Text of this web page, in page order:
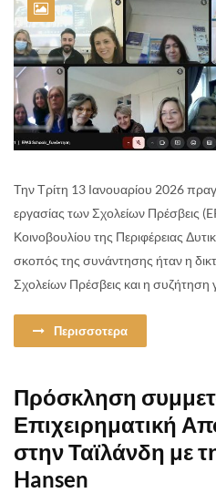
Την Τρίτη 13 Ιανουαρίου 2026
εργασίας των Σχολείων Πρέσβεις
Κοινοβουλίου της Περιφέρειας
σκοπός της συνάντησης ήταν η
Σχολείων Πρέσβεις και η συζήτηση
Περισσοτερα
Πρόσκληση
Επιχειρηματική
στην Ταϊλάνδη με
Hansen